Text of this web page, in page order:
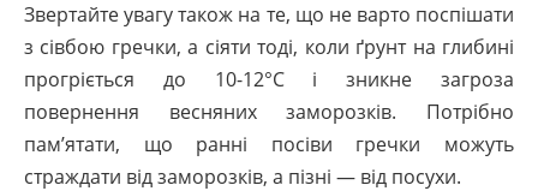
Звертайте увагу також на те, що не варто поспішати
з сівбою гречки, а сіяти тоді, коли ґрунт на глибині
прогріється до 10-12°C і зникне загроза
повернення весняних заморозків. Потрібно
пам’ятати, що ранні посіви гречки можуть
страждати від заморозків, а пізні — від посухи.